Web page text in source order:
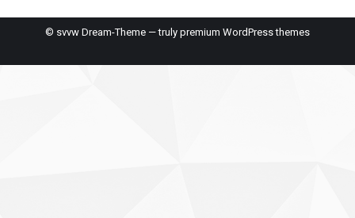
© svvw Dream-Theme — truly premium WordPress themes